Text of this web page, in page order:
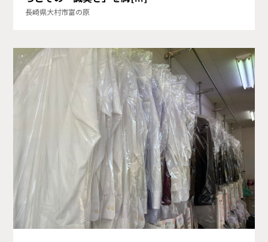
長崎県大村市富の原